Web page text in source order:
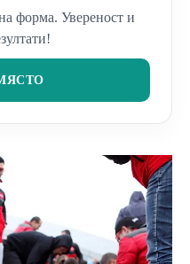
форма. Увереност и